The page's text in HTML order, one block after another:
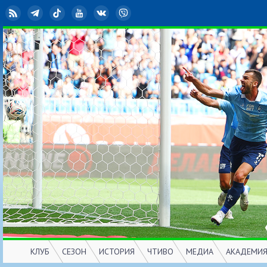
RSS TelegramTikTok YouTubeВКонтакте
КЛУБ
СЕЗОН
ИСТОРИЯ
ЧТИВО
МЕДИА
АКАДЕМИЯ